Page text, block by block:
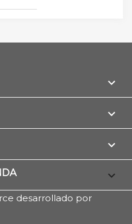



keyboard_arrow_down
desarrollado por